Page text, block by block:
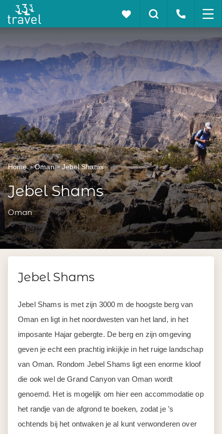
Home Oman Jebel Shams
Jebel Shams
Oman
Jebel Shams
Jebel Shams is met zijn 3000 m de hoogste berg van
Oman en ligt in het noordwesten van het land, in het
imposante Hajar gebergte. De berg en zijn omgeving
geven je echt een prachtig inkijkje in het ruige landschap
van Oman. Rondom Jebel Shams ligt een enorme kloof
die ook wel de Grand Canyon van Oman wordt
genoemd. Het is mogelijk om hier een accommodatie op
het randje van de afgrond te boeken, zodat je ’s
ochtends bij het ontwaken je al kunt verwonderen over